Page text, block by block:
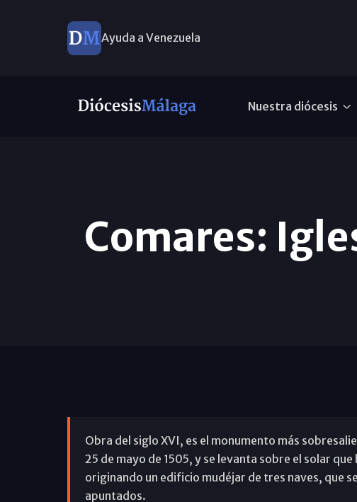
Ayuda a Venezuela
Nuestra diócesis
Comares:
Obra del siglo XVI, es el monumento más
25 de mayo de 1505, y se levanta sobre el solar
originando un edificio mudéjar de tres naves, que
apuntados.